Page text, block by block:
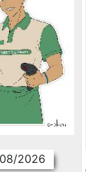
2026